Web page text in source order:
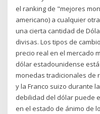
el ranking de "mejores
americano) a cualquier
una cierta cantidad de
divisas. Los tipos de
precio real en el mercado
dólar estadounidense
monedas tradicionales de
y la Franco suizo durante
debilidad del dólar puede
en el estado de ánimo de